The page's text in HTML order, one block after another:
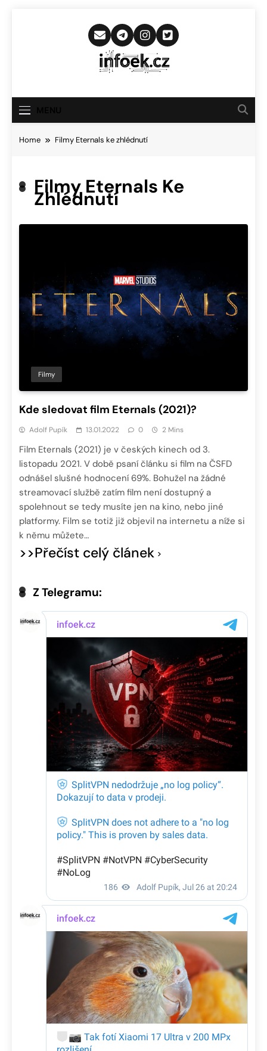
Infoek.cz
Novinkám
Home Filmy Eternals ke zhlédnutí
Filmy Eternals Ke
Zhlédnutí
Filmy
Kde sledovat film Eternals (2021)?
Adolf Pupík 13.01.2022 0 2 Mins
Film Eternals (2021) je v českých kinech od 3.
listopadu 2021. V době psaní článku si film na ČSFD
odnášel slušné hodnocení 69%. Bohužel na žádné
streamovací službě zatím film není dostupný a
spolehnout se tedy musíte jen na kino, nebo jiné
platformy. Film se totiž již objevil na internetu a níže si
k němu můžete…
>>Přečíst celý článek
Z Telegramu: